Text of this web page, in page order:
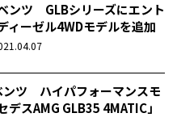
ンツ GLBシリーズにエント
ィーゼル4WDモデルを追加
ンツ ハイパフォーマンスモ
デスAMG GLB35 4MATIC」